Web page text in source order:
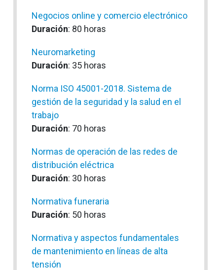
Negocios online y comercio electrónico
Duración: 80 horas
Neuromarketing
Duración: 35 horas
Norma ISO 45001-2018. Sistema de
gestión de la seguridad y la salud en el
trabajo
Duración: 70 horas
Normas de operación de las redes de
distribución eléctrica
Duración: 30 horas
Normativa funeraria
Duración: 50 horas
Normativa y aspectos fundamentales
de mantenimiento en líneas de alta
tensión